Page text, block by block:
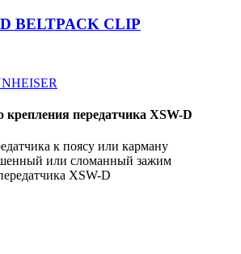
D BELTPACK CLIP
крепления передатчика XSW-D
к поясу или карману
или сломанный зажим
XSW-D